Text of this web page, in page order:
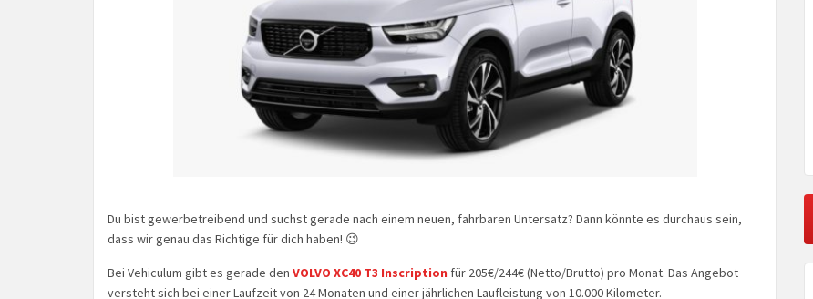
Du bist gewerbetreibend und suchst gerade nach einem neuen, fahrbaren Untersatz? Dann könnte es durchaus sein,
dass wir genau das Richtige für dich haben! 😉
Bei Vehiculum gibt es gerade den VOLVO XC40 T3 Inscription für 205€/244€ (Netto/Brutto) pro Monat. Das Angebot
versteht sich bei einer Laufzeit von 24 Monaten und einer jährlichen Laufleistung von 10.000 Kilometer.